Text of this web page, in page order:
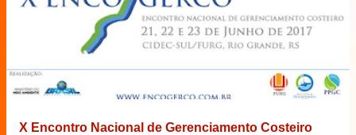
X Encontro Nacional de Gerenciamento Costeiro